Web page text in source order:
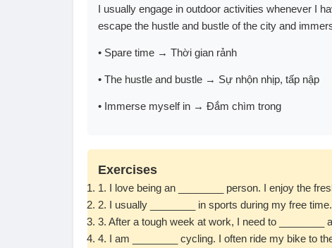
I usually engage in outdoor activities whenever I
escape the hustle and bustle of the city and
• Spare time → Thời gian rảnh
• The hustle and bustle → Sự nhộn nhịp, tấp nập
• Immerse myself in → Đắm chìm trong
Exercises
1. I love being an ________ person. I enjoy the
2. I usually ________ in sports during my free time.
3. After a tough week at work, I need to ________
4. I am ________ cycling. I often ride my bike to